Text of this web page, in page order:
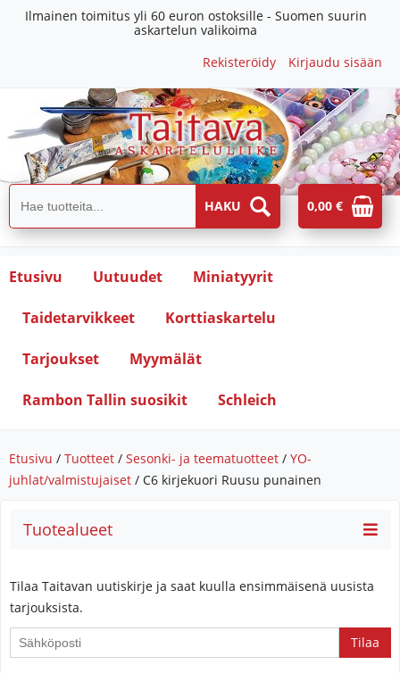
Ilmainen toimitus yli 60 euron ostoksille - Suomen suurin
askartelun valikoima
Rekisteröidy
Kirjaudu sisään
0,00 €
Etusivu Uutuudet Miniatyyrit
Taidetarvikkeet Korttiaskartelu
Tarjoukset Myymälät
Rambon Tallin suosikit Schleich
Etusivu / Tuotteet / Sesonki- ja teematuotteet / YO-
juhlat/valmistujaiset / C6 kirjekuori Ruusu punainen
Tuotealueet
Tilaa Taitavan uutiskirje ja saat kuulla ensimmäisenä uusista
tarjouksista.